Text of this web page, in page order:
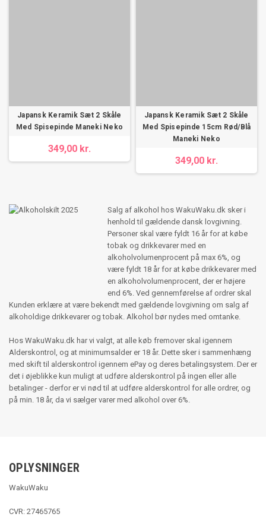
Japansk Keramik Sæt 2 Skåle
Med Spisepinde Maneki Neko
349,00 kr.
Japansk Keramik Sæt 2 Skåle
Med Spisepinde 15cm Rød/Blå
Maneki Neko
349,00 kr.
Salg af alkohol hos WakuWaku.dk sker i
henhold til gældende dansk lovgivning.
Personer skal være fyldt 16 år for at købe
tobak og drikkevarer med en
alkoholvolumenprocent på max 6%, og
være fyldt 18 år for at købe drikkevarer med
en alkoholvolumenprocent, der er højere
end 6%. Ved gennemførelse af ordrer skal
Kunden erklære at være bekendt med gældende lovgivning om salg af
alkoholdige drikkevarer og tobak. Alkohol bør nydes med omtanke.
Hos WakuWaku.dk har vi valgt, at alle køb fremover skal igennem
Alderskontrol, og at minimumsalder er 18 år. Dette sker i sammenhæng
med skift til alderskontrol igennem ePay og deres betalingsystem. Der er
det i øjeblikke kun muligt at udføre alderskontrol på ingen eller alle
betalinger - derfor er vi nød til at udføre alderskontrol for alle ordrer, og
på min. 18 år, da vi sælger varer med alkohol over 6%.
OPLYSNINGER
WakuWaku
CVR: 27465765